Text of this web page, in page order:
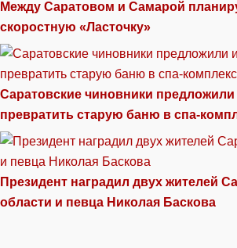
Между Саратовом и Самарой
скоростную «Ласточку»
Саратовские чиновники
превратить старую баню в спа-
Президент наградил двух жителей
области и певца Николая Баскова